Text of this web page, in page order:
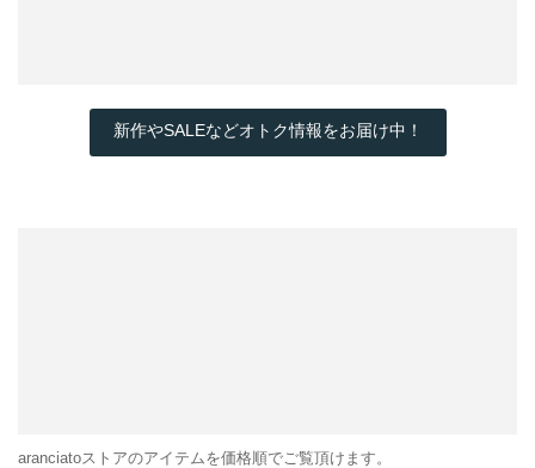
新作やSALEなどオトク情報をお届け中！
aranciatoストアのアイテムを価格順でご覧頂けます。